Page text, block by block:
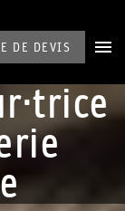
DE DEVIS